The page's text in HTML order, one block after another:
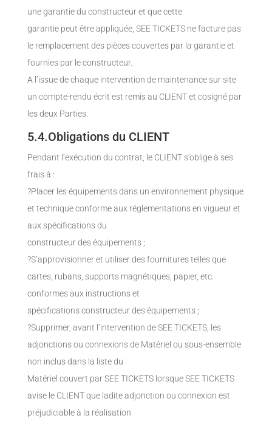
une garantie du constructeur et que cette
garantie peut être appliquée, SEE TICKETS ne facture pas
le remplacement des pièces couvertes par la garantie et
fournies par le constructeur.
A l’issue de chaque intervention de maintenance sur site
un compte-rendu écrit est remis au CLIENT et cosigné par
les deux Parties.
5.4.Obligations du CLIENT
Pendant l’exécution du contrat, le CLIENT s’oblige à ses
frais à :
?Placer les équipements dans un environnement physique
et technique conforme aux réglementations en vigueur et
aux spécifications du
constructeur des équipements ;
?S’approvisionner et utiliser des fournitures telles que
cartes, rubans, supports magnétiques, papier, etc.
conformes aux instructions et
spécifications constructeur des équipements ;
?Supprimer, avant l’intervention de SEE TICKETS, les
adjonctions ou connexions de Matériel ou sous-ensemble
non inclus dans la liste du
Matériel couvert par SEE TICKETS lorsque SEE TICKETS
avise le CLIENT que ladite adjonction ou connexion est
préjudiciable à la réalisation